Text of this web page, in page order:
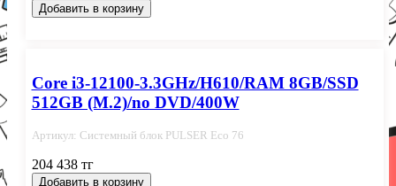
Добавить в корзину
Core i3-12100-3.3GHz/H610/RAM 8GB/SSD
512GB (M.2)/no DVD/400W
Артикул: Системный блок PULSER Eco 76
204 438 тг
Добавить в корзину